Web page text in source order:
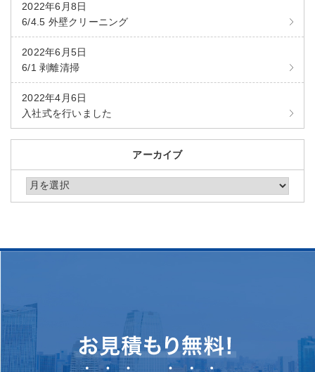
2022年6月8日
6/4.5 外壁クリーニング
2022年6月5日
6/1 剥離清掃
2022年4月6日
入社式を行いました
アーカイブ
アーカイブ